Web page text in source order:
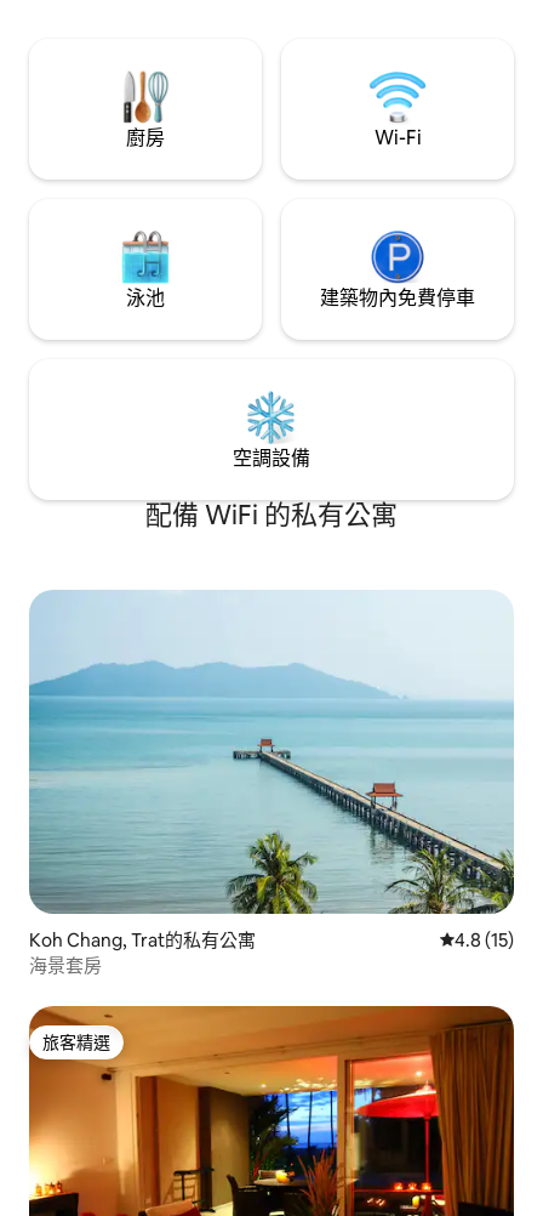
Playstation。
廚房 Wi-Fi
泳池 建築物內免費停車
空調設備
配備 WiFi 的私有公寓
Koh Chang, Trat的私有公寓 從 15 則評
4.8 (15)
海景套房
旅客精選
旅客精選